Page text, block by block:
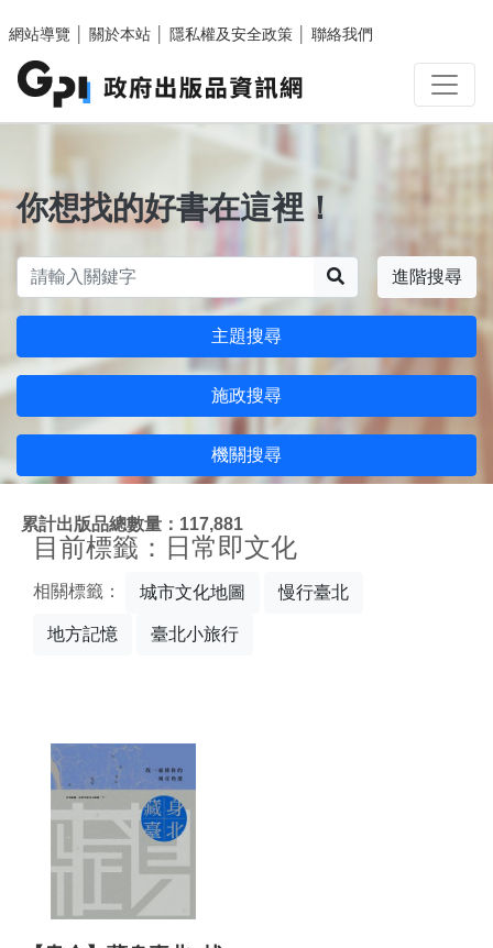
網站導覽
關於本站 隱私權及安全政策 聯絡我們
你想找的好書在這裡！
進階搜尋
主題搜尋
施政搜尋
機關搜尋
累計出版品總數量：117,881
目前標籤：日常即文化
相關標籤： 城市文化地圖 慢行臺北
地方記憶 臺北小旅行